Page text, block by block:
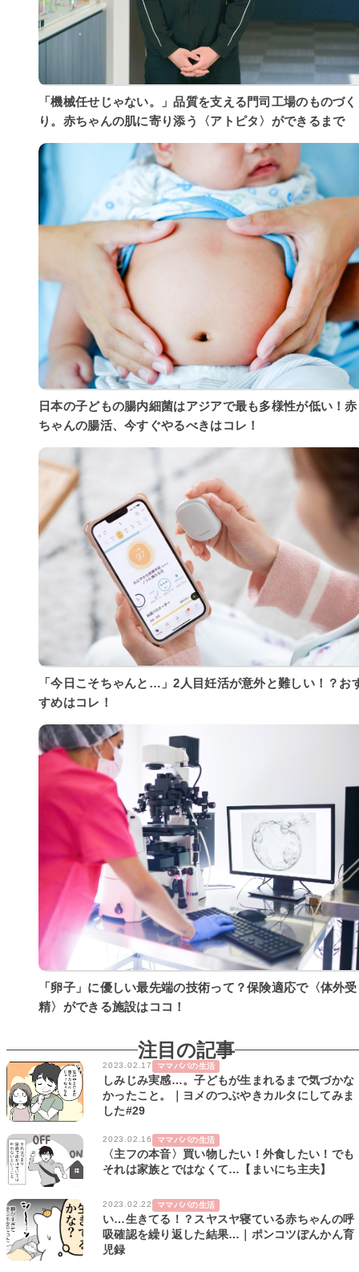
「機械任せじゃない。」品質を支える門司工場のものづく
り。赤ちゃんの肌に寄り添う〈アトピタ〉ができるまで
日本の子どもの腸内細菌はアジアで最も多様性が低い！赤
ちゃんの腸活、今すぐやるべきはコレ！
「今日こそちゃんと…」2人目妊活が意外と難しい！？お
すめはコレ！
「卵子」に優しい最先端の技術って？保険適応で〈体外受
精〉ができる施設はココ！
注目の記事
2023.02.17 ママパパの生活
しみじみ実感…。子どもが生まれるまで気づかな
かったこと。｜ヨメのつぶやきカルタにしてみま
した#29
2023.02.16 ママパパの生活
〈主フの本音〉買い物したい！外食したい！でも
それは家族とではなくて…【まいにち主夫】
2023.02.22 ママパパの生活
い…生きてる！？スヤスヤ寝ている赤ちゃんの呼
吸確認を繰り返した結果…｜ポンコツぽんかん育
児録